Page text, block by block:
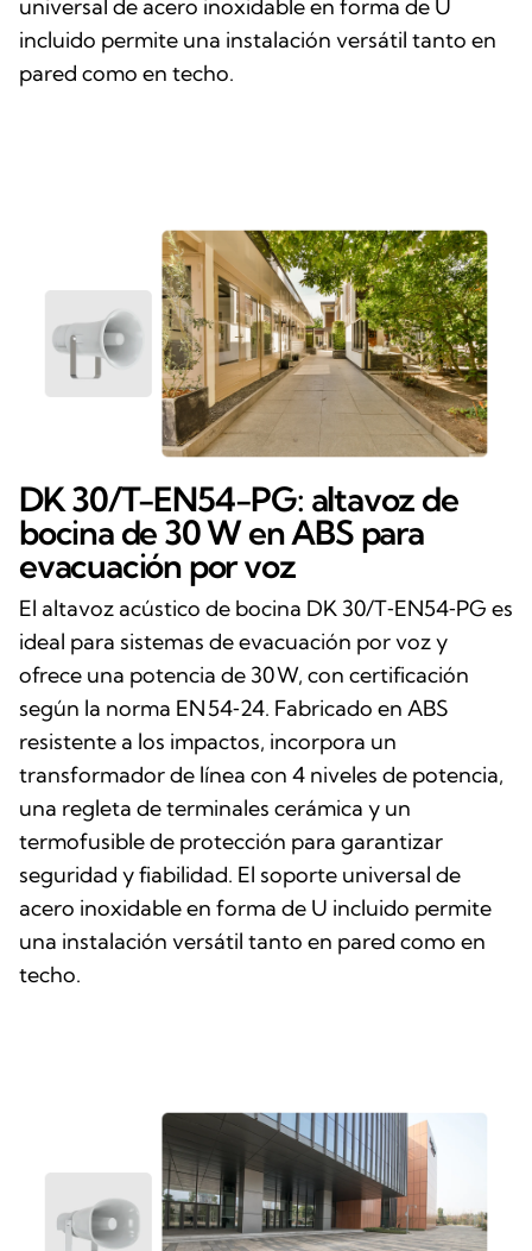
universal de acero inoxidable en forma de U
incluido permite una instalación versátil tanto en
pared como en techo.
DK 30/T-EN54-PG: altavoz de
bocina de 30 W en ABS para
evacuación por voz
El altavoz acústico de bocina DK 30/T‑EN54‑PG es
ideal para sistemas de evacuación por voz y
ofrece una potencia de 30 W, con certificación
según la norma EN 54‑24. Fabricado en ABS
resistente a los impactos, incorpora un
transformador de línea con 4 niveles de potencia,
una regleta de terminales cerámica y un
termofusible de protección para garantizar
seguridad y fiabilidad. El soporte universal de
acero inoxidable en forma de U incluido permite
una instalación versátil tanto en pared como en
techo.